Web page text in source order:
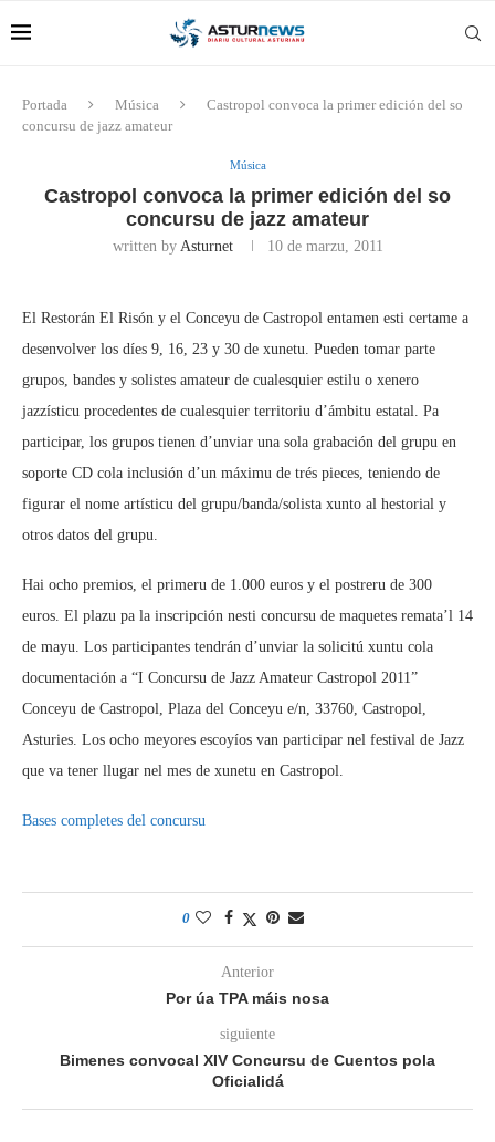
Portada Música
Castropol convoca la primer edición del so
concursu de jazz amateur
Música
Castropol convoca la primer edición del so
concursu de jazz amateur
written by Asturnet 10 de marzu, 2011
El Restorán El Risón y el Conceyu de Castropol entamen esti certame a
desenvolver los díes 9, 16, 23 y 30 de xunetu. Pueden tomar parte
grupos, bandes y solistes amateur de cualesquier estilu o xenero
jazzísticu procedentes de cualesquier territoriu d’ámbitu estatal. Pa
participar, los grupos tienen d’unviar una sola grabación del grupu en
soporte CD cola inclusión d’un máximu de trés pieces, teniendo de
figurar el nome artísticu del grupu/banda/solista xunto al hestorial y
otros datos del grupu.
Hai ocho premios, el primeru de 1.000 euros y el postreru de 300
euros. El plazu pa la inscripción nesti concursu de maquetes remata’l 14
de mayu. Los participantes tendrán d’unviar la solicitú xuntu cola
documentación a “I Concursu de Jazz Amateur Castropol 2011”
Conceyu de Castropol, Plaza del Conceyu e/n, 33760, Castropol,
Asturies. Los ocho meyores escoyíos van participar nel festival de Jazz
que va tener llugar nel mes de xunetu en Castropol.
Bases completes del concursu
0
Anterior
Por úa TPA máis nosa
siguiente
Bimenes convocal XIV Concursu de Cuentos pola
Oficialidá